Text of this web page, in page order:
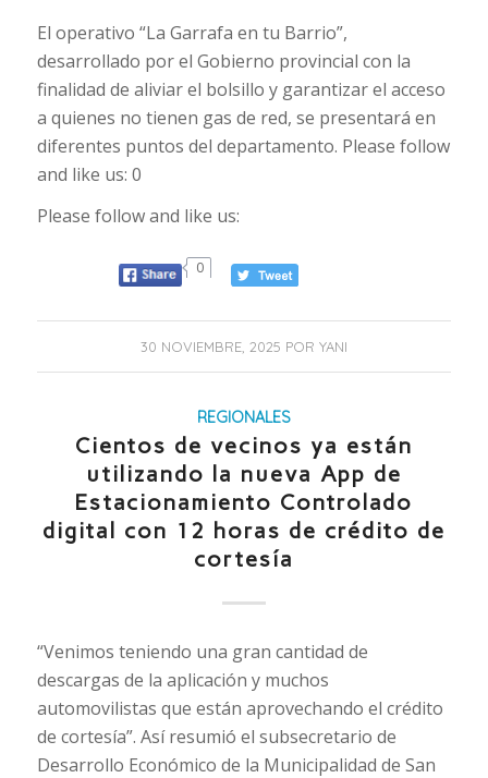
El operativo “La Garrafa en tu Barrio”,
desarrollado por el Gobierno provincial con la
finalidad de aliviar el bolsillo y garantizar el acceso
a quienes no tienen gas de red, se presentará en
diferentes puntos del departamento. Please follow
and like us: 0
Please follow and like us:
0
30 NOVIEMBRE, 2025 POR YANI
REGIONALES
Cientos de vecinos ya están
utilizando la nueva App de
Estacionamiento Controlado
digital con 12 horas de crédito de
cortesía
“Venimos teniendo una gran cantidad de
descargas de la aplicación y muchos
automovilistas que están aprovechando el crédito
de cortesía”. Así resumió el subsecretario de
Desarrollo Económico de la Municipalidad de San